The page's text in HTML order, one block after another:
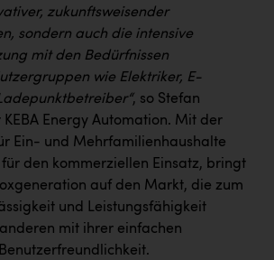
Research Institute
zukunftsweisender
sondern auch die intensive
mit den Bedürfnissen
wie Elektriker, E-
, so Stefan
KEBA Energy Automation. Mit der
Ein- und Mehrfamilienhaushalte
den kommerziellen Einsatz, bringt
auf den Markt, die zum
und Leistungsfähigkeit
mit ihrer einfachen